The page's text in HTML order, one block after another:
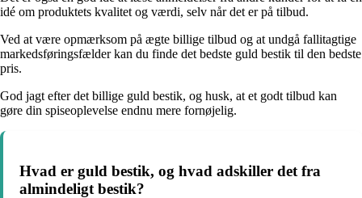
idé om produktets kvalitet og værdi, selv når det er på tilbud.
Ved at være opmærksom på ægte billige tilbud og at undgå fallitagtige
markedsføringsfælder kan du finde det bedste guld bestik til den bedste
pris.
God jagt efter det billige guld bestik, og husk, at et godt tilbud kan
gøre din spiseoplevelse endnu mere fornøjelig.
Hvad er guld bestik, og hvad adskiller det fra
almindeligt bestik?